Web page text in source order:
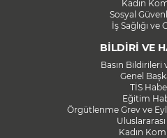
Kadın
Sosyal
İş Sağlığı ve
BİLDİRİ VE
Basın Bildirileri
Genel
TİS
Eğitim
Örgütlenme Grev ve
Kadın